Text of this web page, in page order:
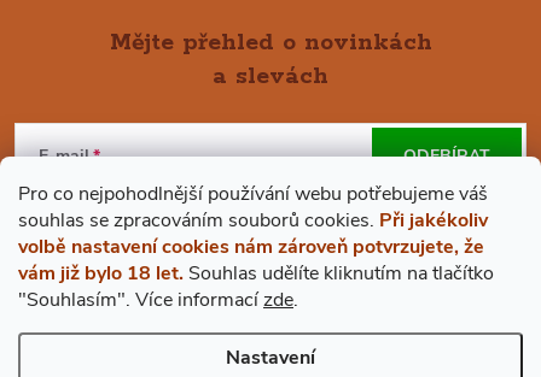
Pro co nejpohodlnější používání webu potřebujeme váš
souhlas se zpracováním souborů cookies. Při jakékoliv
volbě nastavení cookies nám zároveň potvrzujete, že
vám již bylo 18 let. Souhlas udělíte kliknutím na tlačítko
"Souhlasím". Více informacízde.
Nastavení
Á
P
A
T
Mějte přehled o novinkách
a slevách
E-mail
Vložením e-mailu souhlasíte spodmínkami ochrany osobních údajů
ODEBÍRAT